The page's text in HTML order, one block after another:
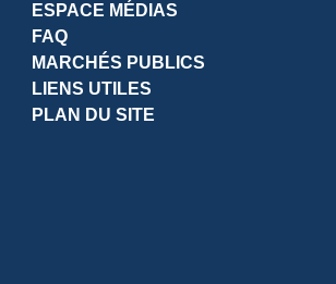
ESPACE MÉDIAS
FAQ
MARCHÉS PUBLICS
LIENS UTILES
PLAN DU SITE